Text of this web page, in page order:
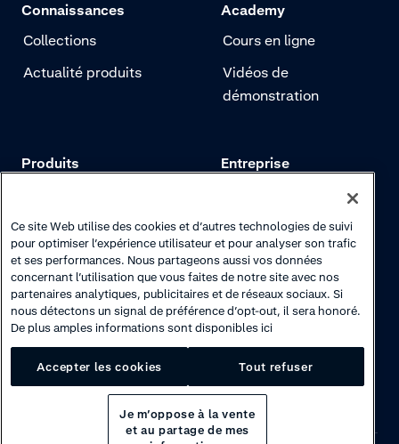
Connaissances
Collections
Actualité produits
Academy
Cours en ligne
Vidéos de
démonstration
Produits
Paiements
Gestion des risques
Authentification
Entreprise
Notre histoire
Notre newsletter
Espace carrières
Ce site Web utilise des cookies et d’autres technologies de suivi
pour optimiser l’expérience utilisateur et pour analyser son trafic
et ses performances. Nous partageons aussi vos données
concernant l’utilisation que vous faites de notre site avec nos
partenaires analytiques, publicitaires et de réseaux sociaux. Si
nous détectons un signal de préférence d’opt-out, il sera honoré.
De plus amples informations sont disponibles ici
Accepter les cookies Tout refuser
Je m’oppose à la vente
et au partage de mes